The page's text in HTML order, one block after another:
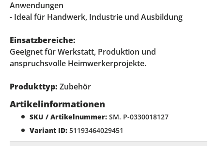
Anwendungen
- Ideal für Handwerk, Industrie und Ausbildung
Einsatzbereiche:
Geeignet für Werkstatt, Produktion und
anspruchsvolle Heimwerkerprojekte.
Produkttyp: Zubehör
Artikelinformationen
SKU / Artikelnummer: SM. P-0330018127
Variant ID: 51193464029451